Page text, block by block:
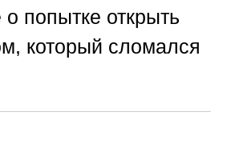
попытке открыть
который сломался